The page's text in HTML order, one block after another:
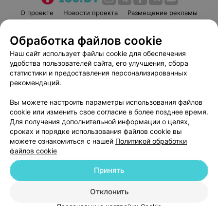
О проекте Новости проекта
Размещение рекламы
Пользовательское соглашение
Способы оплаты
Вакансии
Партнеры
Написать руководителю 103.by
Обработка персональных данных
© 2026 ООО «Артокс Лаб», УНП 191700409
| 220012, Республика Беларусь,
Служба поддержки +375 291212755
Обработка файлов cookie
Наш сайт использует файлы cookie для обеспечения
удобства пользователей сайта, его улучшения, сбора
статистики и предоставления персонализированных
рекомендаций.
Вы можете настроить параметры использования файлов
cookie или изменить свое согласие в более позднее время.
Для получения дополнительной информации о целях,
сроках и порядке использования файлов cookie вы
можете ознакомиться с нашей Политикой обработки
файлов cookie
Отклонить
Принять